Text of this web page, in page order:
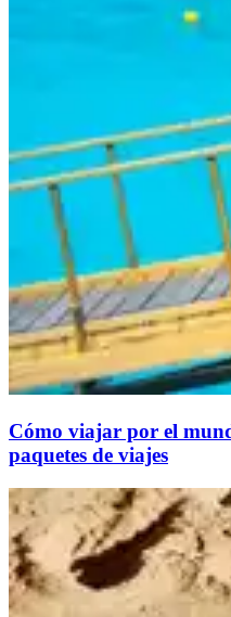
Cómo viajar por el
paquetes de viajes